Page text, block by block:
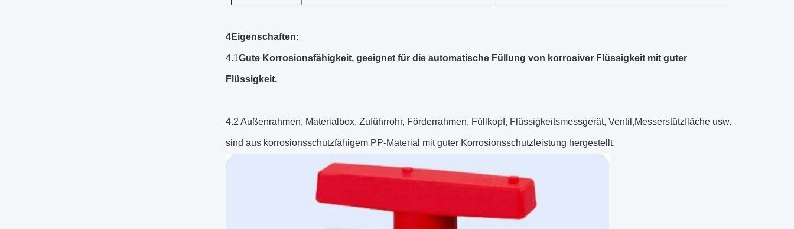
4Eigenschaften:
4.1Gute Korrosionsfähigkeit, geeignet für die automatische Füllung von korrosiver Flüssigkeit mit guter
Flüssigkeit.
4.2 Außenrahmen, Materialbox, Zuführrohr, Förderrahmen, Füllkopf, Flüssigkeitsmessgerät, Ventil,Messerstützfläche usw.
sind aus korrosionsschutzfähigem PP-Material mit guter Korrosionsschutzleistung hergestellt.